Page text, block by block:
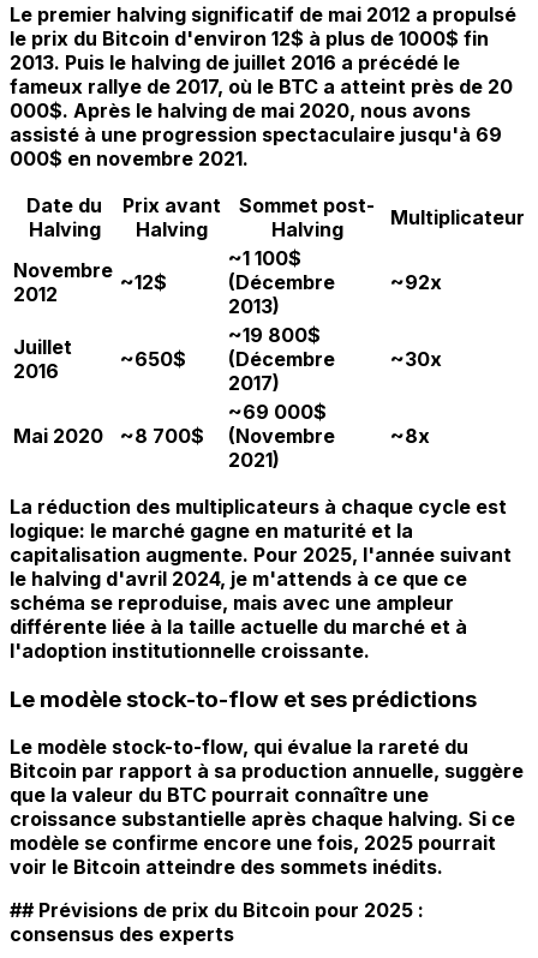
Le premier halving significatif de mai 2012 a propulsé
le prix du Bitcoin d'environ 12$ à plus de 1000$ fin
2013. Puis le halving de juillet 2016 a précédé le
fameux rallye de 2017, où le BTC a atteint près de 20
000$. Après le halving de mai 2020, nous avons
assisté à une progression spectaculaire jusqu'à 69
000$ en novembre 2021.
Date du
Halving
Prix avant
Halving
Sommet post-
Halving
Multiplicateur
Novembre
2012
~12$
~1 100$
(Décembre
2013)
~92x
Juillet
2016
~650$
~19 800$
(Décembre
2017)
~30x
Mai 2020 ~8 700$
~69 000$
(Novembre
2021)
~8x
La réduction des multiplicateurs à chaque cycle est
logique: le marché gagne en maturité et la
capitalisation augmente. Pour 2025, l'année suivant
le halving d'avril 2024, je m'attends à ce que ce
schéma se reproduise, mais avec une ampleur
différente liée à la taille actuelle du marché et à
l'adoption institutionnelle croissante.
Le modèle stock-to-flow et ses prédictions
Le modèle stock-to-flow, qui évalue la rareté du
Bitcoin par rapport à sa production annuelle, suggère
que la valeur du BTC pourrait connaître une
croissance substantielle après chaque halving. Si ce
modèle se confirme encore une fois, 2025 pourrait
voir le Bitcoin atteindre des sommets inédits.
## Prévisions de prix du Bitcoin pour 2025 :
consensus des experts